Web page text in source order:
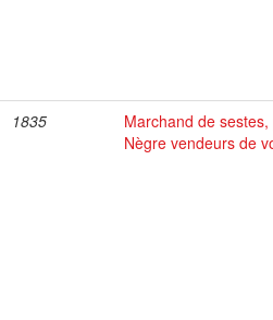
1835
Marchand de
Nègre vendeurs de